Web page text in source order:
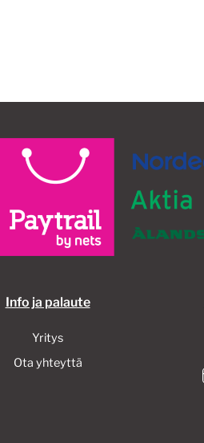
Info ja palaute
Yritys
Ota yhteyttä